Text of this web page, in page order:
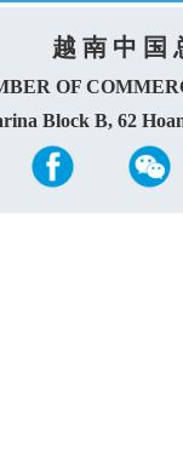
越 南 中 国
OF
Block B, 62